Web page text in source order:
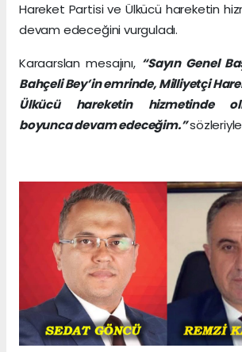
Hareket Partisi ve Ülkücü hareketin
devam edeceğini vurguladı.
Karaarslan mesajını, “Sayın Genel
Bahçeli Bey’in emrinde, Milliyetçi
Ülkücü hareketin hizmetinde
boyunca devam edeceğim.”